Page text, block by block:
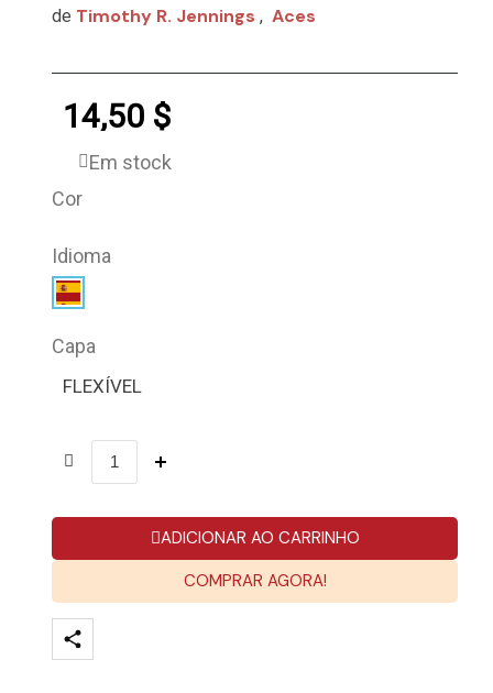
de Timothy R. Jennings , Aces
14,50 $
Em stock
Cor
Idioma
Capa
FLEXÍVEL
ADICIONAR AO CARRINHO
COMPRAR AGORA!